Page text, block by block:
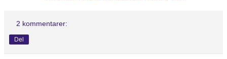
2 kommentarer:
Del